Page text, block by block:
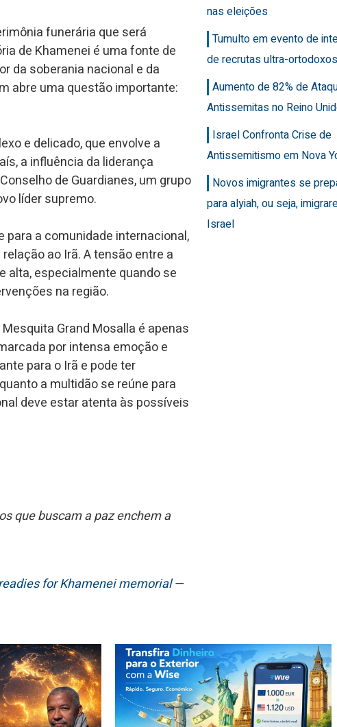
funerária que será
de Khamenei é uma fonte de
da soberania nacional e da
abre uma questão importante:
e delicado, que envolve a
a influência da liderança
de Guardianes, um grupo
líder supremo.
para a comunidade internacional,
ao Irã. A tensão entre a
alta, especialmente quando se
na região.
Grand Mosalla é apenas
por intensa emoção e
para o Irã e pode ter
a multidão se reúne para
deve estar atenta às possíveis
que buscam a paz enchem a
readies for Khamenei memorial—
nas eleições
Tumulto em evento de
de recrutas ultra-ortodoxos
Aumento de 82% de
Antissemitas no Reino
Israel Confronta Crise de
Antissemitismo em Nova
Novos imigrantes se
para alyiah, ou seja,
Israel